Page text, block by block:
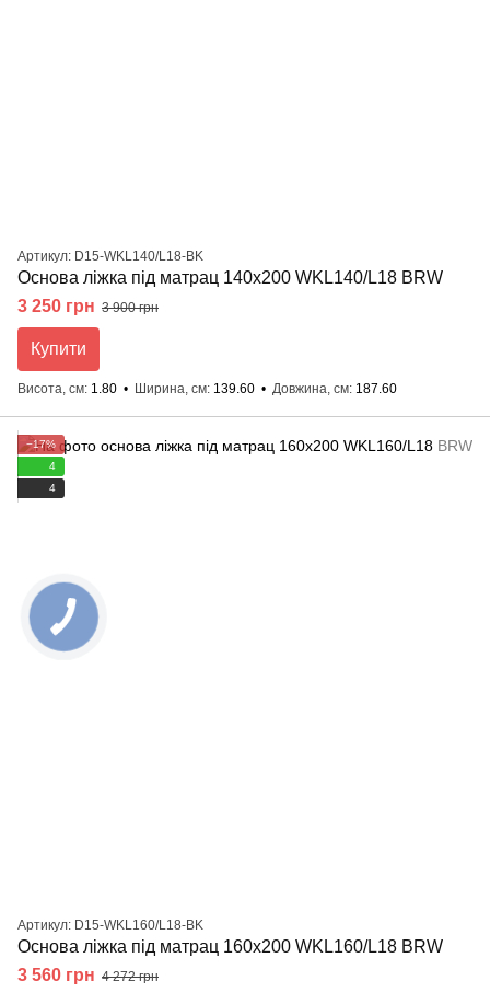
Артикул: D15-WKL140/L18-BK
Основа ліжка під матрац 140х200 WKL140/L18 BRW
3 250 грн 3 900 грн
Купити
Висота, см 1.80 Ширина, см 139.60 Довжина, см 187.60
−17%
4
4
Артикул: D15-WKL160/L18-BK
Основа ліжка під матрац 160х200 WKL160/L18 BRW
3 560 грн 4 272 грн